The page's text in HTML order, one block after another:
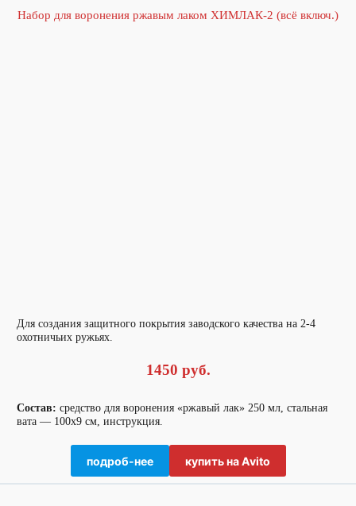
Набор для воронения ржавым лаком ХИМЛАК-2 (всё включ.)
Для создания защитного покрытия заводского качества на 2-4
охотничьих ружьях.
1450 руб.
Состав: средство для воронения «ржавый лак» 250 мл, стальная
вата — 100х9 см, инструкция.
подроб-нее купить на Avito